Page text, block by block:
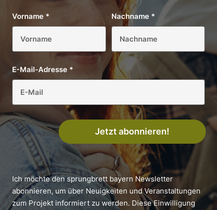
Vorname * Nachname *
E-Mail-Adresse *
Jetzt abonnieren!
Ich möchte den sprungbrett bayern Newsletter
abonnieren, um über Neuigkeiten und Veranstaltungen
zum Projekt informiert zu werden. Diese Einwilligung